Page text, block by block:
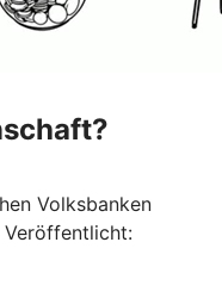
Volksbanken
Veröffentlicht: